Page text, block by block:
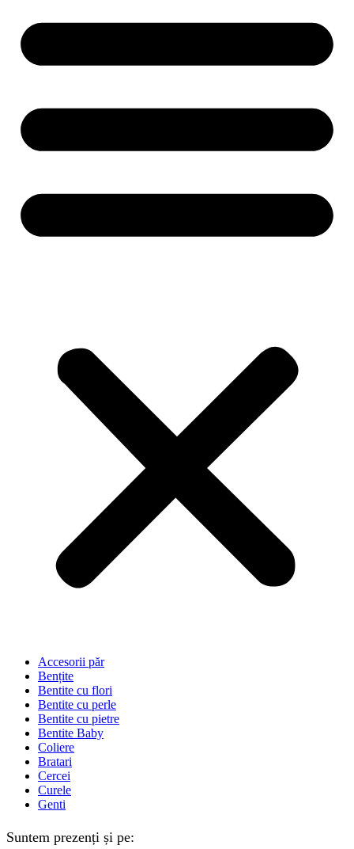
Accesorii păr
Bențite
Bentite cu flori
Bentite cu perle
Bentite cu pietre
Bentite Baby
Coliere
Bratari
Cercei
Curele
Genti
Suntem prezenți și pe: